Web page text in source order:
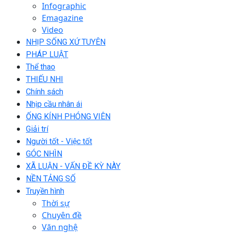
Infographic
Emagazine
Video
NHỊP SỐNG XỨ TUYÊN
PHÁP LUẬT
Thể thao
THIẾU NHI
Chính sách
Nhịp cầu nhân ái
ỐNG KÍNH PHÓNG VIÊN
Giải trí
Người tốt - Việc tốt
GÓC NHÌN
XÃ LUẬN - VẤN ĐỀ KỲ NÀY
NỀN TẢNG SỐ
Truyền hình
Thời sự
Chuyên đề
Văn nghệ